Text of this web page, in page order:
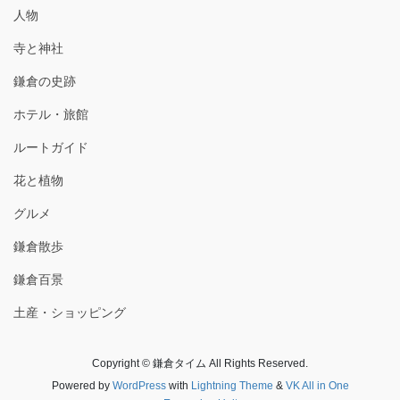
人物
寺と神社
鎌倉の史跡
ホテル・旅館
ルートガイド
花と植物
グルメ
鎌倉散歩
鎌倉百景
土産・ショッピング
Copyright © 鎌倉タイム All Rights Reserved.
Powered by WordPresswith Lightning Theme & VK All in One